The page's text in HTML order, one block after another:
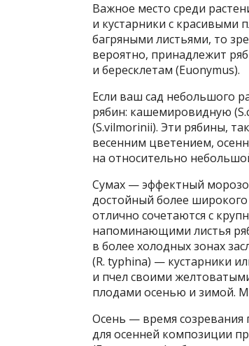
Важное место среди
и кустарники с красивыми
багряными листьями, то
вероятно, принадлежит
и бересклетам (Euonymus).
Если ваш сад небольшого
рябин: кашемировидную
(S.vilmorinii). Эти рябины,
весенним цветением,
на относительно
Сумах — эффектный
достойный более
отлично сочетаются с
напоминающими листья
в более холодных зонах
(R. typhina) — кустарники
и пчел своими
плодами осенью и зимой.
Осень — время созревания
для осенней композиции